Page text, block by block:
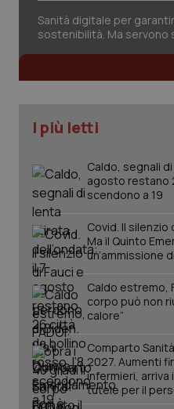
Sanità digitale per
sostenibilità. Ma servono
I più letti
Caldo, segnali
agosto restano
scendono a 19
Covid. Il silenzio
Ma il Quinto
un’ammissione
Caldo estremo,
corpo può non
calore”
Comparto
2027. Aumenti
infermieri, arriva
tutele per il
session-id